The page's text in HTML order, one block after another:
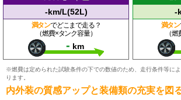
-km/L(52L)
満タンでどこまで走る？
（燃費×タンク容量）
- km
-
満タン
（
※燃費は定められた試験条件の下での数値のため、走行条件等に
ります。
内外装の質感アップと装備類の充実を図